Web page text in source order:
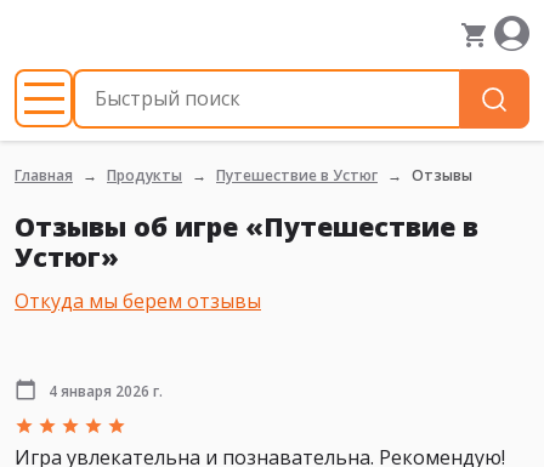
Главная Продукты Путешествие в Устюг Отзывы
Отзывы об игре «Путешествие в
Устюг»
Откуда мы берем отзывы
4 января 2026 г.
Игра увлекательна и познавательна. Рекомендую!